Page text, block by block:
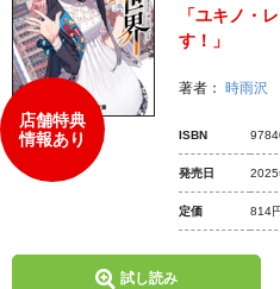
店舗特典
情報あり
「ユキノ・
す！」
著者： 時雨沢
ISBN
発売日 2025
定価 814
試し読み